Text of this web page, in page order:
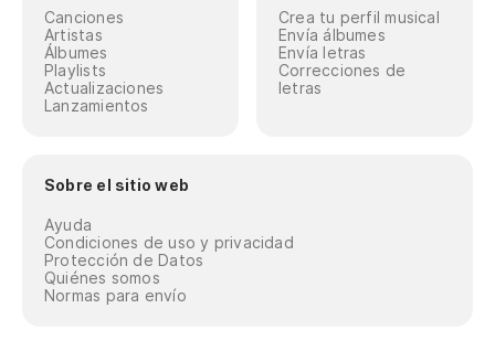
Canciones
Artistas
Álbumes
Playlists
Actualizaciones
Lanzamientos
Crea tu perfil musical
Envía álbumes
Envía letras
Correcciones de
letras
Sobre el sitio web
Ayuda
Condiciones de uso y privacidad
Protección de Datos
Quiénes somos
Normas para envío